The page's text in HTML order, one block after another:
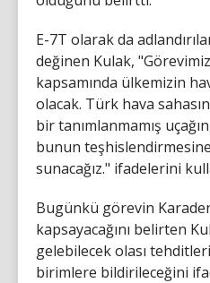
E-7T olarak da
değinen Kulak,
kapsamında ülkemizin
olacak. Türk hava
bir tanımlanmamış
bunun teşhislendirmesine
sunacağız." ifadelerini
Bugünkü görevin
kapsayacağını belirten
gelebilecek olası
birimlere bildirileceğini